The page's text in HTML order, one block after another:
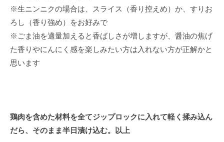
※生ニンニクの場合は、スライス（香り控えめ）か、すりお
ろし（香り強め）をお好みで
※ごま油を適量加えると香ばしさが増しますが、醤油の焦げ
た香りやにんにく感を楽しみたい方は入れない方が正解かと
思います
鶏肉を含めた材料を全てジップロックに入れて軽く揉み込ん
だら、そのまま半日漬け込む。以上